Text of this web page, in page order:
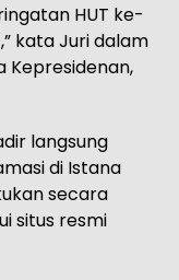
HUT ke-
kata Juri dalam
Kepresidenan,
langsung
di Istana
secara
situs resmi